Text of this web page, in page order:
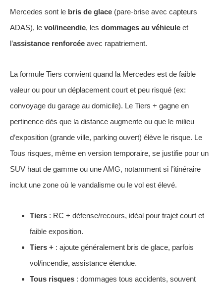
Mercedes sont le bris de glace (pare-brise avec capteurs
ADAS), le vol/incendie, les dommages au véhicule et
l’assistance renforcée avec rapatriement.
La formule Tiers convient quand la Mercedes est de faible
valeur ou pour un déplacement court et peu risqué (ex:
convoyage du garage au domicile). Le Tiers + gagne en
pertinence dès que la distance augmente ou que le milieu
d’exposition (grande ville, parking ouvert) élève le risque. Le
Tous risques, même en version temporaire, se justifie pour un
SUV haut de gamme ou une AMG, notamment si l’itinéraire
inclut une zone où le vandalisme ou le vol est élevé.
Tiers : RC + défense/recours, idéal pour trajet court et
faible exposition.
Tiers + : ajoute généralement bris de glace, parfois
vol/incendie, assistance étendue.
Tous risques : dommages tous accidents, souvent